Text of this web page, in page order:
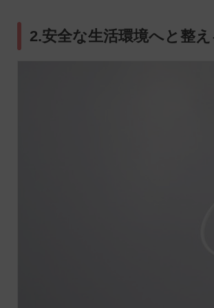
2.安全な生活環境へと整